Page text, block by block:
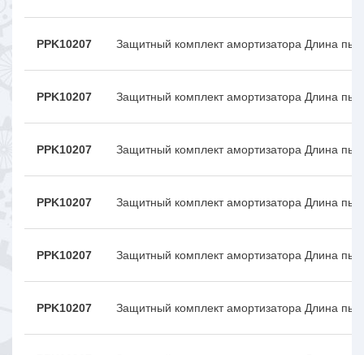
PPK10207 Защитный комплект амортизатора Длина пыл
PPK10207 Защитный комплект амортизатора Длина пыл
PPK10207 Защитный комплект амортизатора Длина пыл
PPK10207 Защитный комплект амортизатора Длина пыл
PPK10207 Защитный комплект амортизатора Длина пыл
PPK10207 Защитный комплект амортизатора Длина пыл